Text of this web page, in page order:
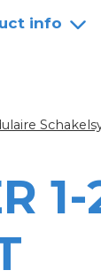
info
1-